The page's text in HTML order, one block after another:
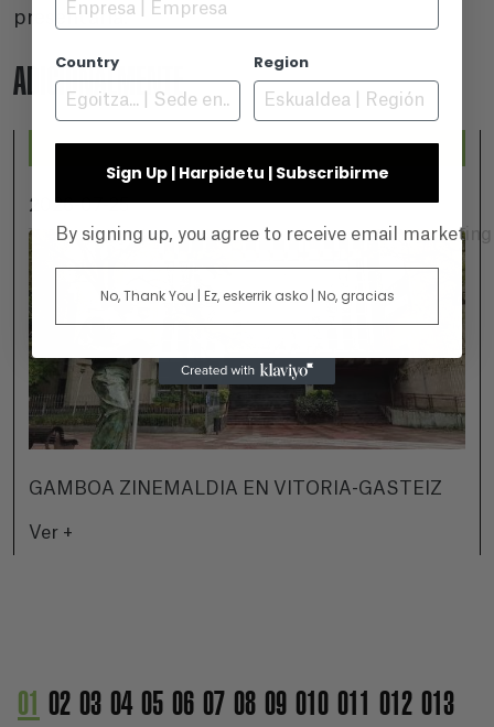
presentarla.
ADICIONALMENTE
2026-07-25
GAMBOA ZINEMALDIA EN VITORIA-GASTEIZ
Ver +
01 02 03 04 05 06 07 08 09 010 011 012 013
Country Region
Sign Up | Harpidetu | Subscribirme
By signing up, you agree to receive email
No, Thank You | Ez, eskerrik asko | No, gracias